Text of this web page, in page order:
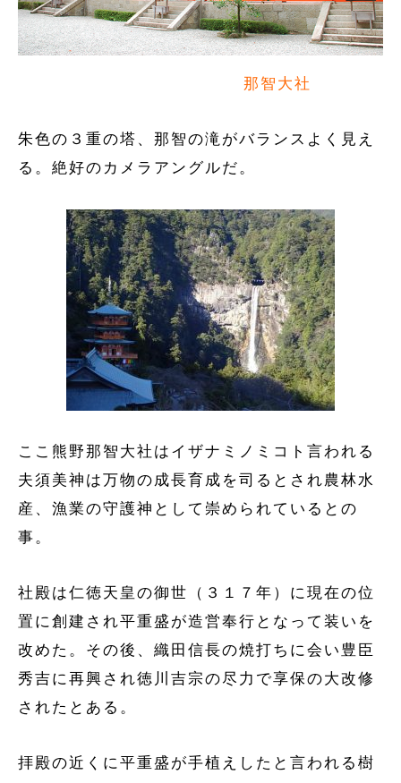
那智大社
朱色の３重の塔、那智の滝がバランスよく見え
る。絶好のカメラアングルだ。
ここ熊野那智大社はイザナミノミコト言われる
夫須美神は万物の成長育成を司るとされ農林水
産、漁業の守護神として崇められているとの
事。
社殿は仁徳天皇の御世（３１７年）に現在の位
置に創建され平重盛が造営奉行となって装いを
改めた。その後、織田信長の焼打ちに会い豊臣
秀吉に再興され徳川吉宗の尽力で享保の大改修
されたとある。
拝殿の近くに平重盛が手植えしたと言われる樹